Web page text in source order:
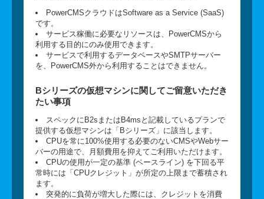
PowerCMSクラウドはSoftware as a Service (SaaS)
です。
サービス稼働に必要なリソースは、PowerCMSから
利用する目的にのみ使用できます。
サービスで利用するデータベースやSMTPサーバー
を、PowerCMS外から利用することはできません。
Bシリーズの仮想マシンに関してご留意いただき
たい事項
スペックにB2sまたはB4msと記載しているプランで
提供する仮想マシンは「Bシリーズ」に該当します。
CPUを常に100%使用する必要のないCMSやWebサー
バーの用途で、月額費用を抑えてご利用いただけます。
CPUの使用が一定の基準 (ベースライン) を下回る平
常時には「CPUクレジット」が所定の上限まで蓄積され
ます。
突発的に負荷が増大した際には、クレジットを消費